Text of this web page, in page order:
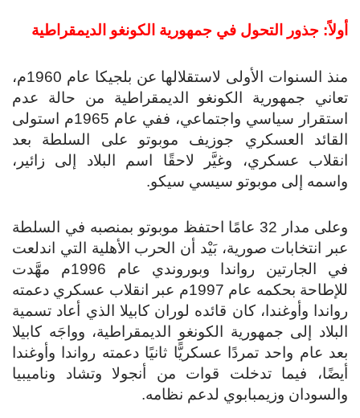
أولاً: جذور التحول في جمهورية الكونغو الديمقراطية
منذ السنوات الأولى لاستقلالها عن بلجيكا عام 1960م،
تعاني جمهورية الكونغو الديمقراطية من حالة عدم
استقرار سياسي واجتماعي، ففي عام 1965م استولى
القائد العسكري جوزيف موبوتو على السلطة بعد
انقلاب عسكري، وغيَّر لاحقًا اسم البلاد إلى زائير،
واسمه إلى موبوتو سيسي سيكو.
وعلى مدار 32 عامًا احتفظ موبوتو بمنصبه في السلطة
عبر انتخابات صورية، بَيْد أن الحرب الأهلية التي اندلعت
في الجارتين رواندا وبوروندي عام 1996م مهَّدت
للإطاحة بحكمه عام 1997م عبر انقلاب عسكري دعمته
رواندا وأوغندا، كان قائده لوران كابيلا الذي أعاد تسمية
البلاد إلى جمهورية الكونغو الديمقراطية، وواجَه كابيلا
بعد عام واحد تمردًا عسكريًّا ثانيًا دعمته رواندا وأوغندا
أيضًا، فيما تدخلت قوات من أنجولا وتشاد وناميبيا
والسودان وزيمبابوي لدعم نظامه.